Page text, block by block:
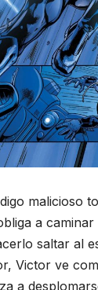
malicioso
a caminar
saltar al
Victor ve
a